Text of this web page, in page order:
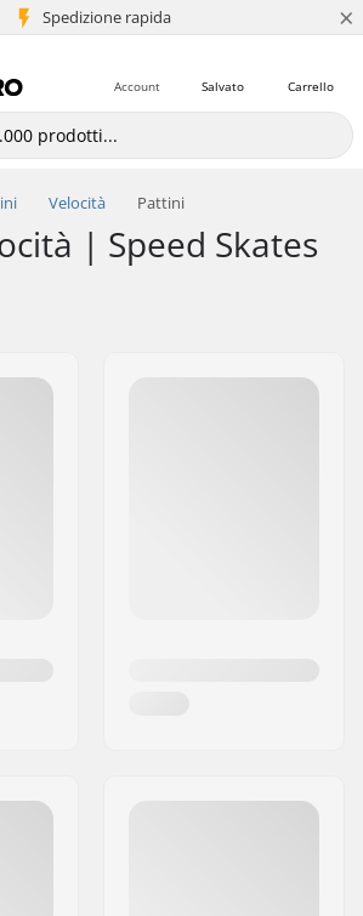
Spedizione rapida
+5 mln di clienti ×
Carrello
Salvato
Account
Velocità Pattini
| Speed Skates